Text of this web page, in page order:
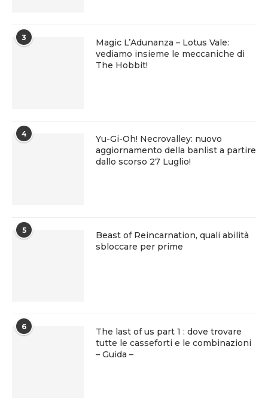
3
Magic L’Adunanza – Lotus Vale:
vediamo insieme le meccaniche di
The Hobbit!
4
Yu-Gi-Oh! Necrovalley: nuovo
aggiornamento della banlist a partire
dallo scorso 27 Luglio!
5
Beast of Reincarnation, quali abilità
sbloccare per prime
6
The last of us part 1 : dove trovare
tutte le casseforti e le combinazioni
– Guida –